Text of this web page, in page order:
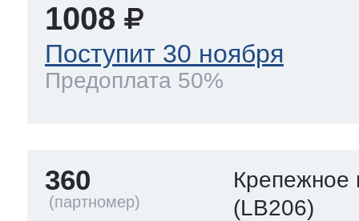
1008
Поступит 30 ноября
Предоплата 50%
360
Крепежное
(LB206)